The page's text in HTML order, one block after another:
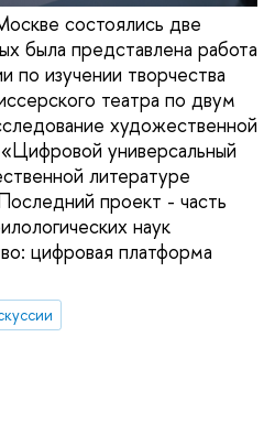
состоялись две
была представлена работа
по изучении творчества
театра по двум
художественной
универсальный
литературе
проект - часть
наук
цифровая платформа